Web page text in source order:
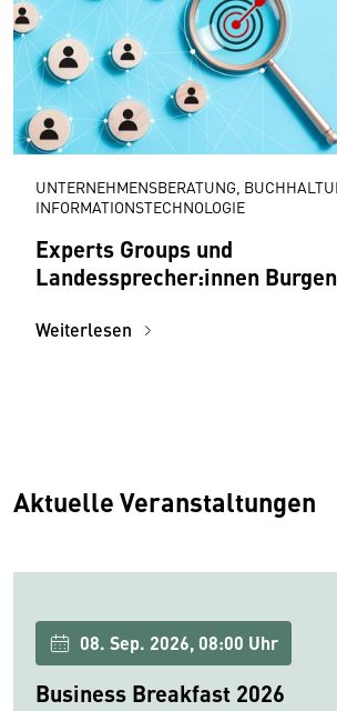
UNTERNEHMENSBERATUNG,
INFORMATIONSTECHNOLOGIE
Experts Groups und
Landessprecher:innen
Weiterlesen
Aktuelle Veranstaltungen
08. Sep. 2026, 08:00 Uhr
Business Breakfast 2026